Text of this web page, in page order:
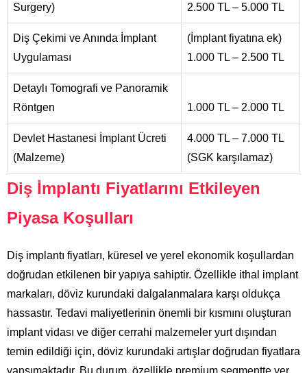
Surgery)
2.500 TL – 5.000 TL
Diş Çekimi ve Anında İmplant
Uygulaması
(İmplant fiyatına ek)
1.000 TL – 2.500 TL
Detaylı Tomografi ve Panoramik
Röntgen
1.000 TL – 2.000 TL
Devlet Hastanesi İmplant Ücreti
(Malzeme)
4.000 TL – 7.000 TL
(SGK karşılamaz)
Diş İmplantı Fiyatlarını Etkileyen
Piyasa Koşulları
Diş implantı fiyatları, küresel ve yerel ekonomik koşullardan
doğrudan etkilenen bir yapıya sahiptir. Özellikle ithal implant
markaları, döviz kurundaki dalgalanmalara karşı oldukça
hassastır. Tedavi maliyetlerinin önemli bir kısmını oluşturan
implant vidası ve diğer cerrahi malzemeler yurt dışından
temin edildiği için, döviz kurundaki artışlar doğrudan fiyatlara
yansımaktadır. Bu durum, özellikle premium segmentte yer